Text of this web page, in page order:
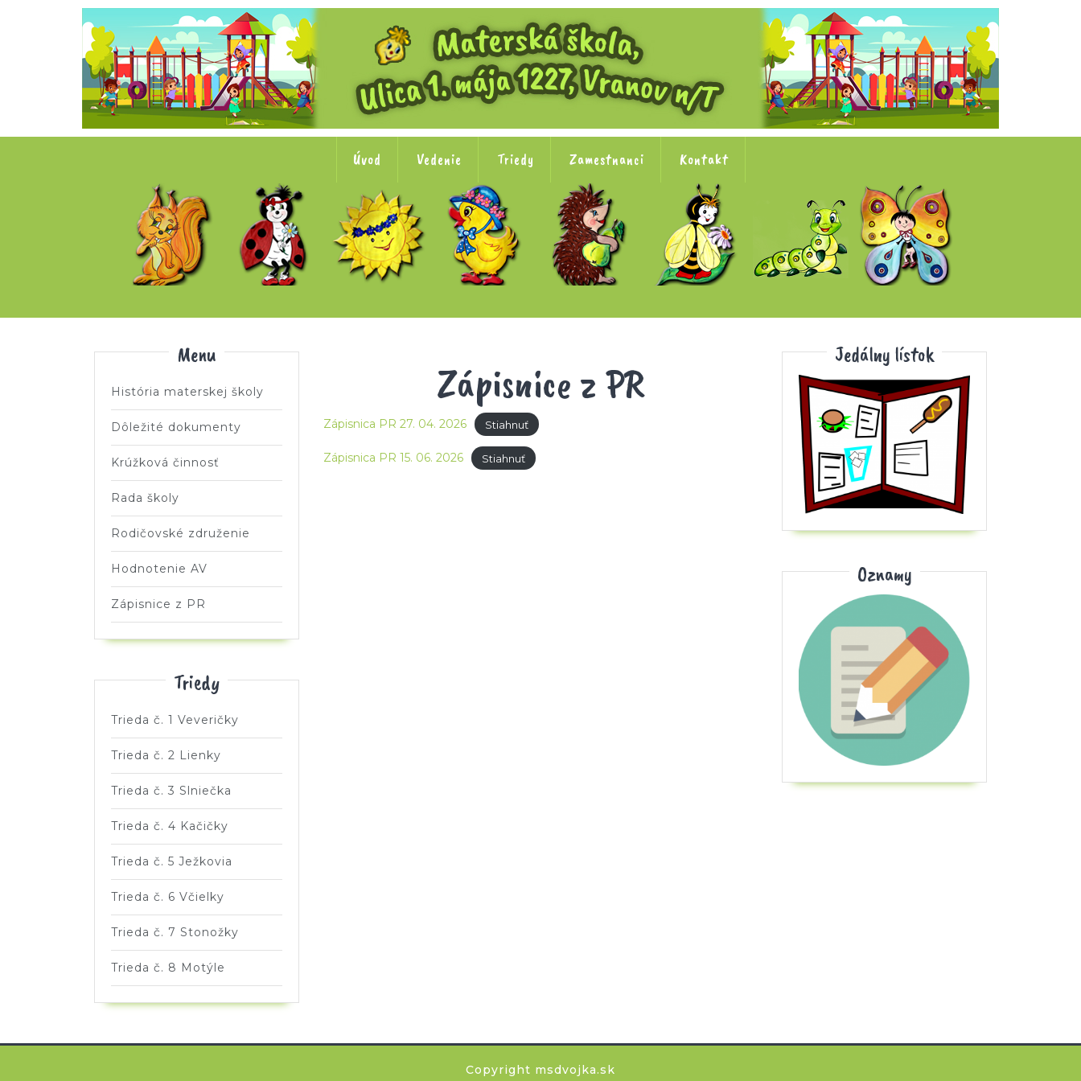
Úvod Vedenie Triedy Zamestnanci Kontakt
Menu
História materskej školy
Dôležité dokumenty
Krúžková činnosť
Rada školy
Rodičovské združenie
Hodnotenie AV
Zápisnice z PR
Triedy
Trieda č. 1 Veveričky
Trieda č. 2 Lienky
Trieda č. 3 Slniečka
Trieda č. 4 Kačičky
Trieda č. 5 Ježkovia
Trieda č. 6 Včielky
Trieda č. 7 Stonožky
Trieda č. 8 Motýle
Zápisnice z PR
Zápisnica PR 27. 04. 2026 Stiahnuť
Zápisnica PR 15. 06. 2026 Stiahnuť
Jedálny lístok
Oznamy
Copyright msdvojka.sk